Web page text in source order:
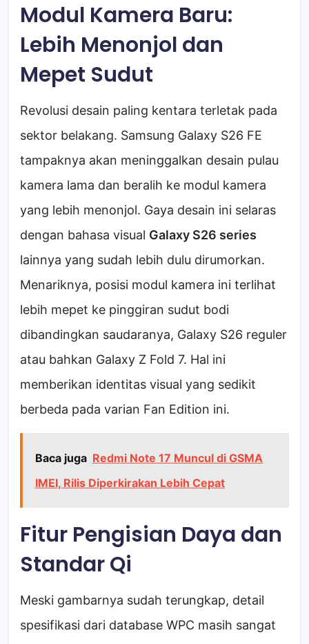
Modul Kamera Baru:
Lebih Menonjol dan
Mepet Sudut
Revolusi desain paling kentara terletak pada
sektor belakang. Samsung Galaxy S26 FE
tampaknya akan meninggalkan desain pulau
kamera lama dan beralih ke modul kamera
yang lebih menonjol. Gaya desain ini selaras
dengan bahasa visual Galaxy S26 series
lainnya yang sudah lebih dulu dirumorkan.
Menariknya, posisi modul kamera ini terlihat
lebih mepet ke pinggiran sudut bodi
dibandingkan saudaranya, Galaxy S26 reguler
atau bahkan Galaxy Z Fold 7. Hal ini
memberikan identitas visual yang sedikit
berbeda pada varian Fan Edition ini.
Baca juga Redmi Note 17 Muncul di GSMA
IMEI, Rilis Diperkirakan Lebih Cepat
Fitur Pengisian Daya dan
Standar Qi
Meski gambarnya sudah terungkap, detail
spesifikasi dari database WPC masih sangat